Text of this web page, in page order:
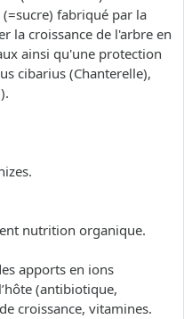
fabriqué par la
la croissance de l'arbre en
ainsi qu'une protection
cibarius (Chanterelle),
nutrition organique.
apports en ions
(antibiotique,
croissance, vitamines.